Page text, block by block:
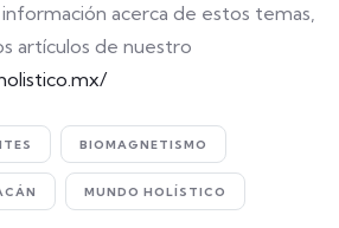
información acerca de estos temas,
artículos de nuestro
BIOMAGNETISMO
MUNDO HOLÍSTICO